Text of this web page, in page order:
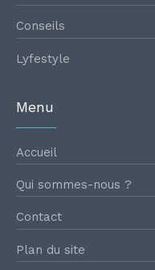
Conseils
Lyfestyle
Menu
Accueil
Qui sommes-nous ?
Contact
Plan du site